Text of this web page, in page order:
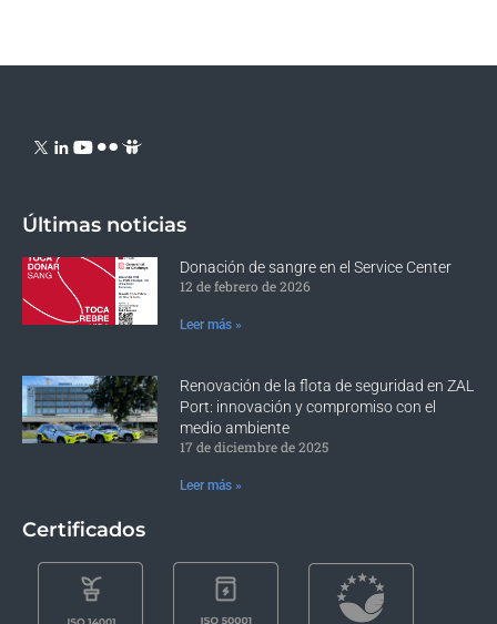
Últimas noticias
Donación de sangre en el Service Center
12 de febrero de 2026
Leer más »
Renovación de la flota de seguridad en ZAL
Port: innovación y compromiso con el
medio ambiente
17 de diciembre de 2025
Leer más »
Certificados